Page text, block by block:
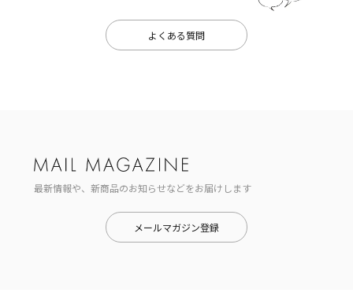
よくある質問
最新情報や、新商品のお知らせなどをお届けします
メールマガジン登録